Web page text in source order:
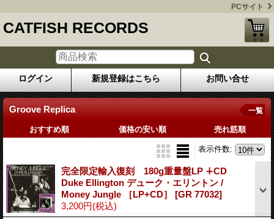
PCサイト
CATFISH RECORDS
ログイン 新規登録はこちら お問い合せ
Groove Replica 一覧
おすすめ順 価格の安い順 売れ筋順
表示件数:
完全限定輸入復刻 180g重量盤LP ∔CD
Duke Ellington デューク・エリントン /
Money Jungle ［LP+CD］ [GR 77032]
3,200円(税込)